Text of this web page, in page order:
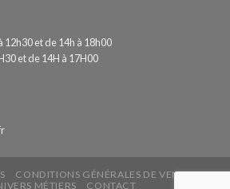
12h30 et de 14h à 18h00
et de 14H à 17H00
CONDITIONS GÉNÉRALES DE VENTE
MÉTIERS
CONTACT